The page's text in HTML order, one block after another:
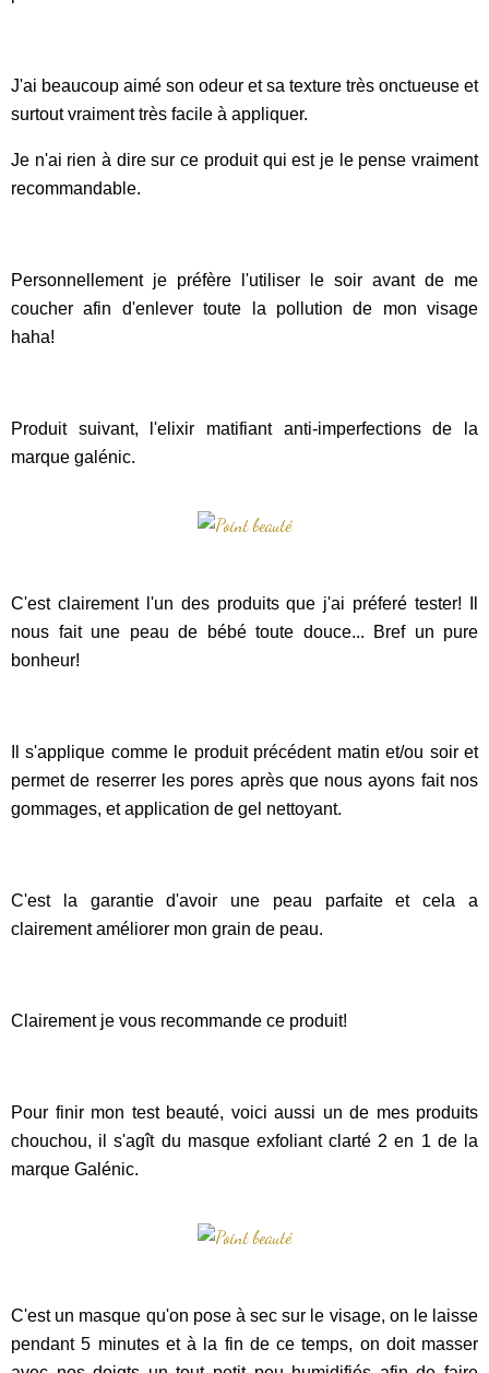
J'ai beaucoup aimé son odeur et sa texture très onctueuse et
surtout vraiment très facile à appliquer.
Je n'ai rien à dire sur ce produit qui est je le pense vraiment
recommandable.
Personnellement je préfère l'utiliser le soir avant de me
coucher afin d'enlever toute la pollution de mon visage
haha!
Produit suivant, l'elixir matifiant anti-imperfections de la
marque galénic.
C'est clairement l'un des produits que j'ai préferé tester! Il
nous fait une peau de bébé toute douce... Bref un pure
bonheur!
Il s'applique comme le produit précédent matin et/ou soir et
permet de reserrer les pores après que nous ayons fait nos
gommages, et application de gel nettoyant.
C'est la garantie d'avoir une peau parfaite et cela a
clairement améliorer mon grain de peau.
Clairement je vous recommande ce produit!
Pour finir mon test beauté, voici aussi un de mes produits
chouchou, il s'agît du masque exfoliant clarté 2 en 1 de la
marque Galénic.
C'est un masque qu'on pose à sec sur le visage, on le laisse
pendant 5 minutes et à la fin de ce temps, on doit masser